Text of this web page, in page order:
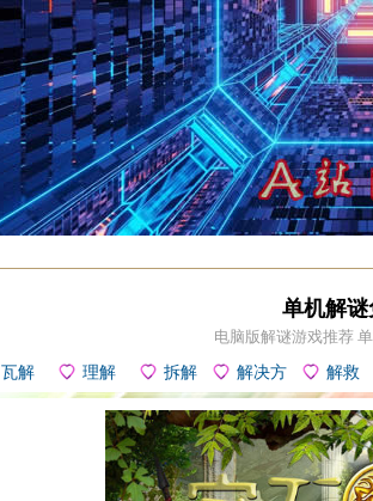
单机解
电脑版解谜游戏推荐
瓦解 理解 拆解
解决方
法
解救